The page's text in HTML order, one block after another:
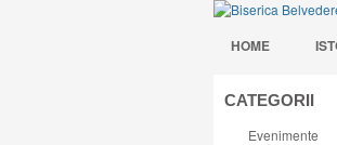
HOME
CATEGORII
Evenimente